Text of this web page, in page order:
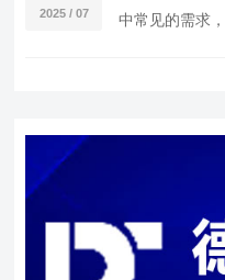
2025 / 07
中常见的需求